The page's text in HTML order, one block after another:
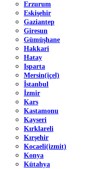
Erzurum
Eskişehir
Gaziantep
Giresun
Gümüşhane
Hakkari
Hatay
Isparta
Mersin(içel)
İstanbul
İzmir
Kars
Kastamonu
Kayseri
Kırklareli
Kırşehir
Kocaeli(izmit)
Konya
Kütahya